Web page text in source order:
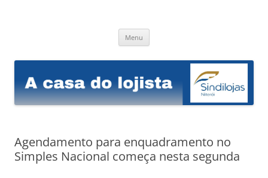
Menu
conteúdo
Agendamento para enquadramento no
Simples Nacional começa nesta segunda